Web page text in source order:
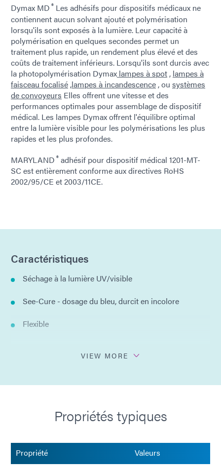
Dymax MD ® Les adhésifs pour dispositifs médicaux ne
contiennent aucun solvant ajouté et polymérisation
lorsqu'ils sont exposés à la lumière. Leur capacité à
polymérisation en quelques secondes permet un
traitement plus rapide, un rendement plus élevé et des
coûts de traitement inférieurs. Lorsqu'ils sont durcis avec
la photopolymérisation Dymax lampes à spot , lampes à
faisceau focalisé ,lampes à incandescence , ou systèmes
de convoyeurs Elles offrent une vitesse et des
performances optimales pour assemblage de dispositif
médical. Les lampes Dymax offrent l'équilibre optimal
entre la lumière visible pour les polymérisations les plus
rapides et les plus profondes.
MARYLAND ® adhésif pour dispositif médical 1201-MT-
SC est entièrement conforme aux directives RoHS
2002/95/CE et 2003/11CE.
Caractéristiques
Séchage à la lumière UV/visible
See-Cure - dosage du bleu, durcit en incolore
Flexible
VIEW MORE
Propriétés typiques
Propriété Valeurs